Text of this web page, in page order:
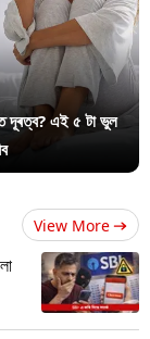
দূৰত্ব? এই ৫ টা ভুল
View More